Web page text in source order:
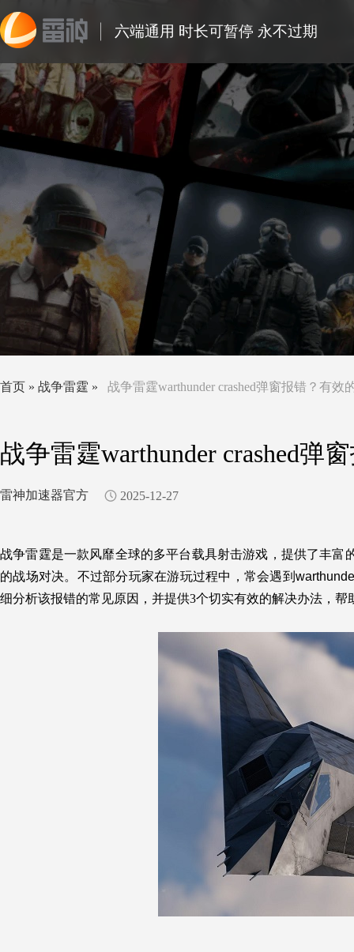
六端通用 时长可暂停 永不过期
首页 » 战争雷霆 » 战争雷霆warthunder crashed弹窗报错？有效
战争雷霆warthunder crashed弹
雷神加速器官方 2025-12-27
战争雷霆是一款风靡全球的多平台载具射击游戏，提供了丰
的战场对决。不过部分玩家在游玩过程中，常会遇到
细分析该报错的常见原因，并提供3个切实有效的解决办法，